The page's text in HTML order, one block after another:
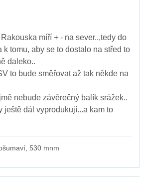
míří + - na sever..,tedy do
k tomu, aby se to dostalo na střed to
daleko..
to bude směřovat až tak někde na
nebude závěrečný balík srážek..
ještě dál vyprodukují...a kam to
530 mnm